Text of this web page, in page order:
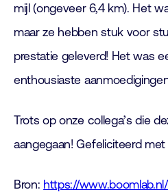
mijl (ongeveer 6,4 km). Het
maar ze hebben stuk voor
prestatie geleverd! Het was
enthousiaste
Trots op onze collega’s die
aangegaan! Gefeliciteerd
Bron: https://